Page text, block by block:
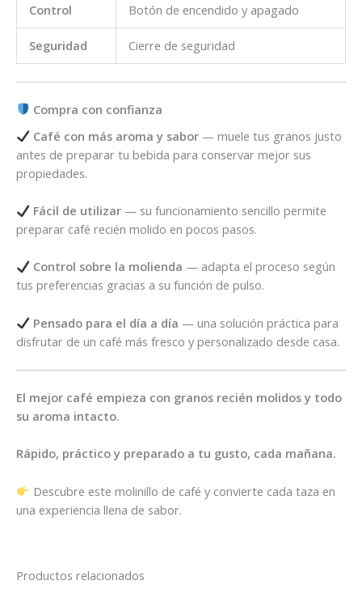
Control Botón de encendido y apagado
Seguridad Cierre de seguridad
Compra con confianza
Café con más aroma y sabor— muele tus granos justo
antes de preparar tu bebida para conservar mejor sus
propiedades.
Fácil de utilizar— su funcionamiento sencillo permite
preparar café recién molido en pocos pasos.
Control sobre la molienda — adapta el proceso según
tus preferencias gracias a su función de pulso.
Pensado para el día a día — una solución práctica para
disfrutar de un café más fresco y personalizado desde casa.
El mejor café empieza con granos recién molidos y todo
su aroma intacto.
Rápido, práctico y preparado a tu gusto, cada mañana.
Descubre este molinillo de café y convierte cada taza en
una experiencia llena de sabor.
Productos relacionados